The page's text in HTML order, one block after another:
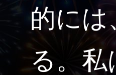
的には
る。私